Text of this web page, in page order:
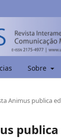
Sobre
Animus publica
publica